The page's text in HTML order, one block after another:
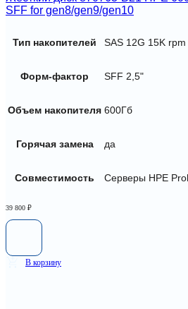
SFF for gen8/gen9/gen10
Тип накопителей SAS 12G 15K rpm
Форм-фактор SFF 2,5"
Объем накопителя 600Гб
Горячая замена да
Совместимость Серверы HPE
39 800 ₽
В корзину